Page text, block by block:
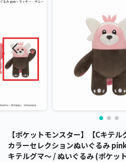
【ポケットモンスター】【Cキテ
カラーセレクションぬいぐるみ
キテルグマ～ / ぬいぐるみ (ポケッ